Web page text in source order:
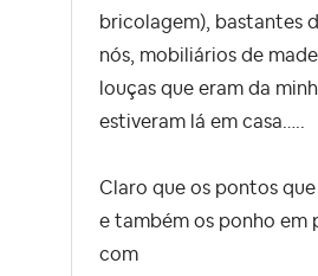
bricolagem), bastantes
nós, mobiliários de
louças que eram da
estiveram lá em casa…..
Claro que os pontos
e também os ponho em
com